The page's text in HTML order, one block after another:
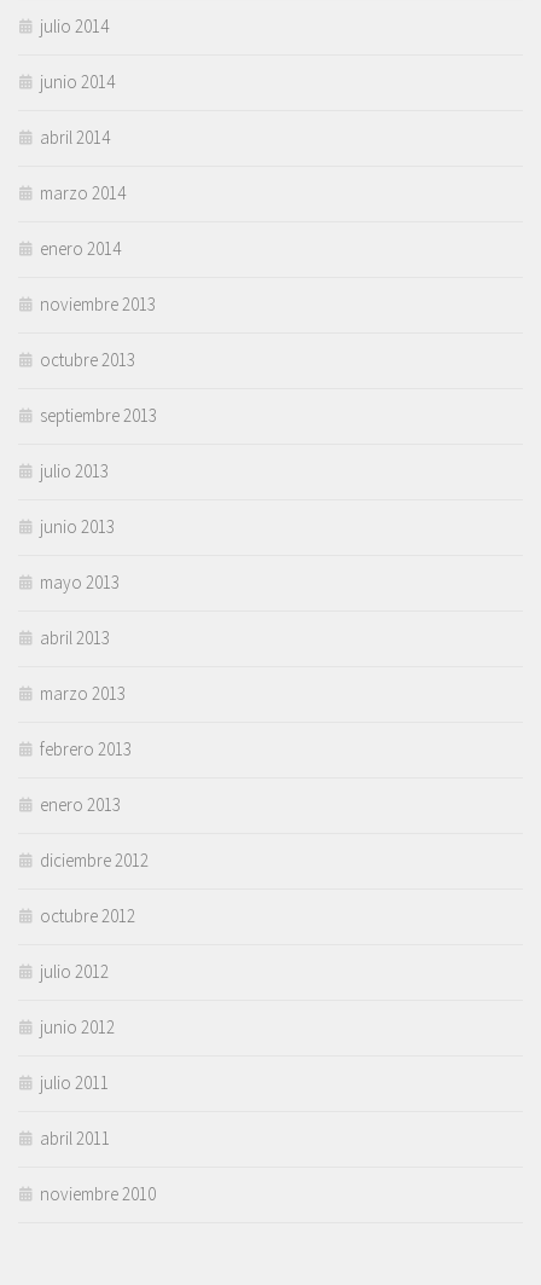
julio 2014
junio 2014
abril 2014
marzo 2014
enero 2014
noviembre 2013
octubre 2013
septiembre 2013
julio 2013
junio 2013
mayo 2013
abril 2013
marzo 2013
febrero 2013
enero 2013
diciembre 2012
octubre 2012
julio 2012
junio 2012
julio 2011
abril 2011
noviembre 2010